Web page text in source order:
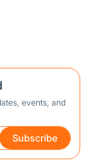
events, and
Subscribe